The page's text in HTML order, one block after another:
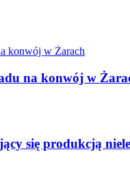
na konwój w
się produkcją